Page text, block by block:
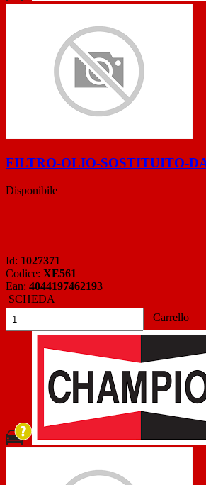
FILTRO-OLIO-SOSTITUITO-
Disponibile
Id: 1027371
Codice: XE561
Ean: 4044197462193
SCHEDA
Carrello